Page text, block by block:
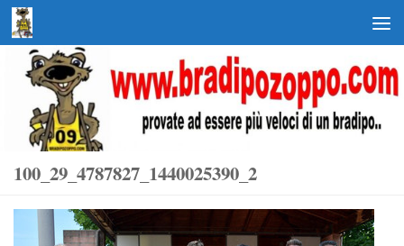
Salta al contenuto
100_29_4787827_1440025390_2